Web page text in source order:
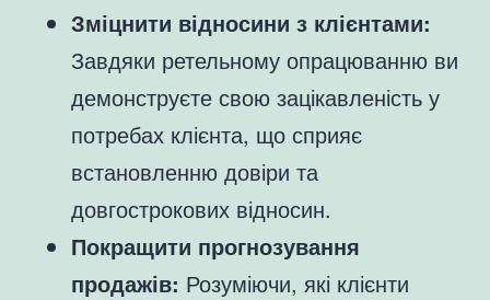
Зміцнити відносини з клієнтами:
Завдяки ретельному опрацюванню ви
демонструєте свою зацікавленість у
потребах клієнта, що сприяє
встановленню довіри та
довгострокових відносин.
Покращити прогнозування
продажів: Розуміючи, які клієнти